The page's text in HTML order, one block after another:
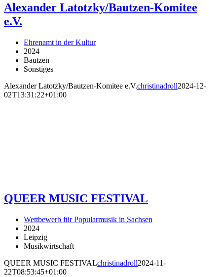
Alexander Latotzky/Bautzen-Komitee
e.V.
Ehrenamt in der Kultur
2024
Bautzen
Sonstiges
Alexander Latotzky/Bautzen-Komitee e.V.christinadroll2024-12-
02T13:31:22+01:00
QUEER MUSIC FESTIVAL
Wettbewerb für Popularmusik in Sachsen
2024
Leipzig
Musikwirtschaft
QUEER MUSIC FESTIVALchristinadroll2024-11-
22T08:53:45+01:00